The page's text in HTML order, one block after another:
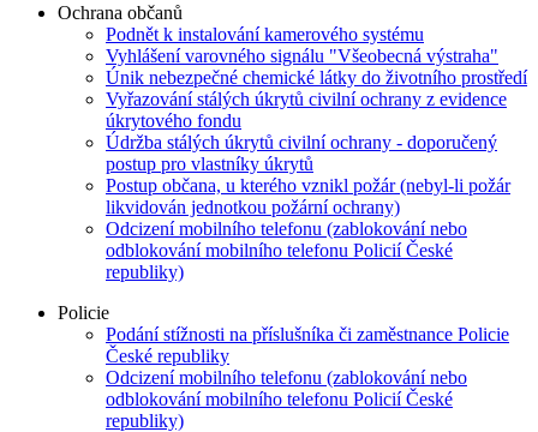
Ochrana občanů
Podnět k instalování kamerového systému
Vyhlášení varovného signálu "Všeobecná výstraha"
Únik nebezpečné chemické látky do životního prostředí
Vyřazování stálých úkrytů civilní ochrany z evidence
úkrytového fondu
Údržba stálých úkrytů civilní ochrany - doporučený
postup pro vlastníky úkrytů
Postup občana, u kterého vznikl požár (nebyl-li požár
likvidován jednotkou požární ochrany)
Odcizení mobilního telefonu (zablokování nebo
odblokování mobilního telefonu Policií České
republiky)
Policie
Podání stížnosti na příslušníka či zaměstnance Policie
České republiky
Odcizení mobilního telefonu (zablokování nebo
odblokování mobilního telefonu Policií České
republiky)